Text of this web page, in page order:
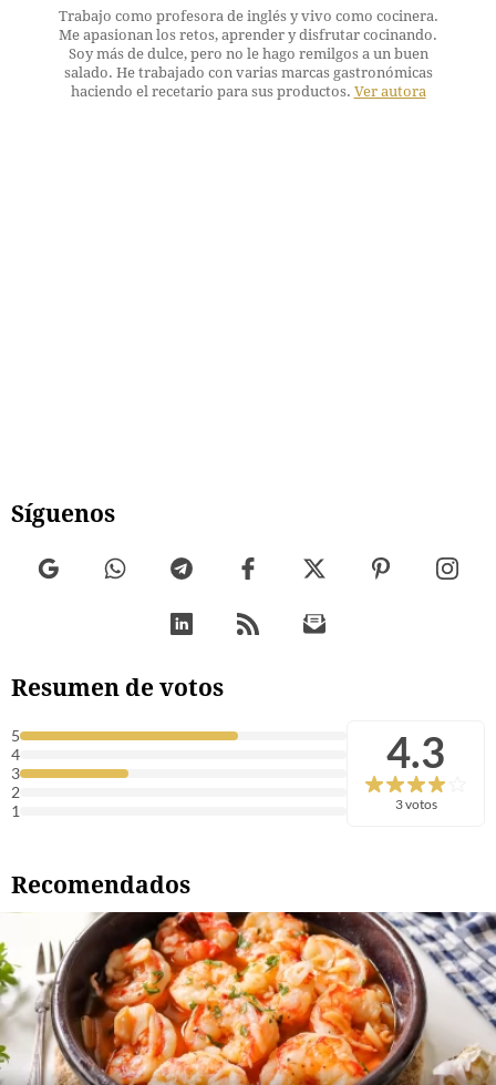
Trabajo como profesora de inglés y vivo como cocinera.
Me apasionan los retos, aprender y disfrutar cocinando.
Soy más de dulce, pero no le hago remilgos a un buen
salado. He trabajado con varias marcas gastronómicas
haciendo el recetario para sus productos. Ver autora
Síguenos
Resumen de votos
5
4
3
2
1
4.3
3 votos
Recomendados